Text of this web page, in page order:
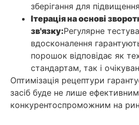
зберігання для
Ітерація на основі
зв'язку:Регулярне
вдосконалення
порошок відповідає як
стандартам, так і
Оптимізація рецептури
засіб буде не лише
конкурентоспроможним на